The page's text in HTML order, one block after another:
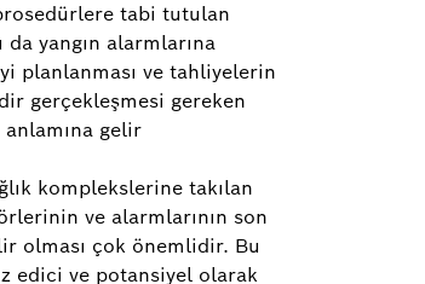
tabi tutulan
da yangın alarmlarına
planlanması ve tahliyelerin
gerçekleşmesi gereken
gelir
komplekslerine takılan
ve alarmlarının son
olması çok önemlidir. Bu
edici ve potansiyel olarak